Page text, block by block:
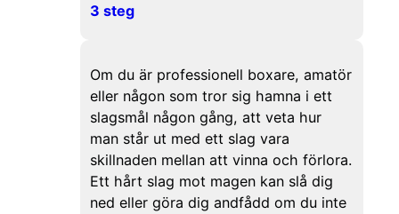
3 steg
Om du är professionell boxare, amatör
eller någon som tror sig hamna i ett
slagsmål någon gång, att veta hur
man står ut med ett slag vara
skillnaden mellan att vinna och förlora.
Ett hårt slag mot magen kan slå dig
ned eller göra dig andfådd om du inte